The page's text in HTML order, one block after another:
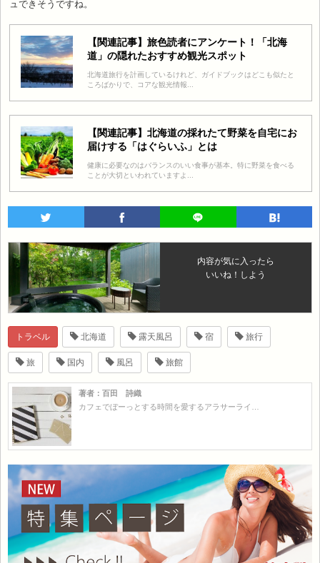
ュできそうですね。
【関連記事】旅色読者にアンケート！「北海
道」の隠れたおすすめ観光スポット
北海道旅行を計画しているけれど、ガイドブックはどこも似たと
ころばかりで、コアな観光情報...
【関連記事】北海道の採れたて野菜を自宅にお
届けする「はぐらいふ」とは
健康に必要なのはバランスのいい食事が基本。特に野菜を食べる
ことが大切といわれていますよ...
内容が気に入ったら
いいね！しよう
トラベル 北海道 露天風呂 宿 旅行
旅 国内 風呂 旅館
著者：百田 詩織
カフェでぼーっとする時間を愛するアラサーライ…